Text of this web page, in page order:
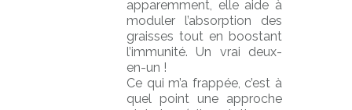
apparemment, elle aide à
moduler l’absorption des
graisses tout en boostant
l’immunité. Un vrai deux-
en-un !
Ce qui m’a frappée, c’est à
quel point une approche